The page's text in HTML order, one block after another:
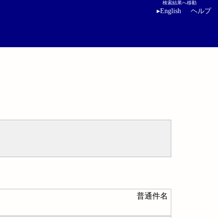
検索結果へ移動
▸English ヘルプ
普通件名